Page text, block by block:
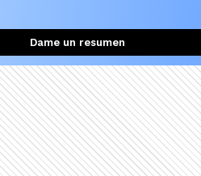
Dame un resumen